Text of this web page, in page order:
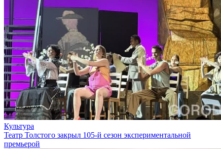
Культура
Театр Толстого закрыл 105-й сезон экспериментальной
премьерой